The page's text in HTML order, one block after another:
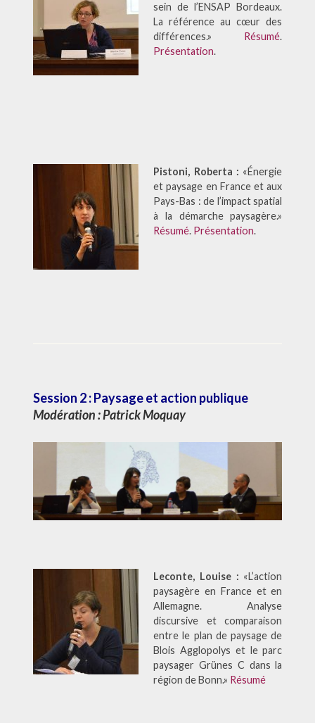
sein de l’ENSAP Bordeaux.
La référence au cœur des
différences.» Résumé.
Présentation.
Pistoni, Roberta : «Énergie
et paysage en France et aux
Pays-Bas : de l’impact spatial
à la démarche paysagère.»
Résumé. Présentation.
Session 2 : Paysage et action publique
Modération :Patrick Moquay
Leconte, Louise : «L’action
paysagère en France et en
Allemagne. Analyse
discursive et comparaison
entre le plan de paysage de
Blois Agglopolys et le parc
paysager Grünes C dans la
région de Bonn.» Résumé